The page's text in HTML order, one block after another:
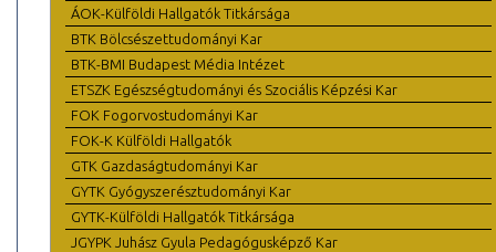
ÁOK-Külföldi Hallgatók Titkársága
BTK Bölcsészettudományi Kar
BTK-BMI Budapest Média Intézet
ETSZK Egészségtudományi és Szociális Képzési Kar
FOK Fogorvostudományi Kar
FOK-K Külföldi Hallgatók
GTK Gazdaságtudományi Kar
GYTK Gyógyszerésztudományi Kar
GYTK-Külföldi Hallgatók Titkársága
JGYPK Juhász Gyula Pedagógusképző Kar